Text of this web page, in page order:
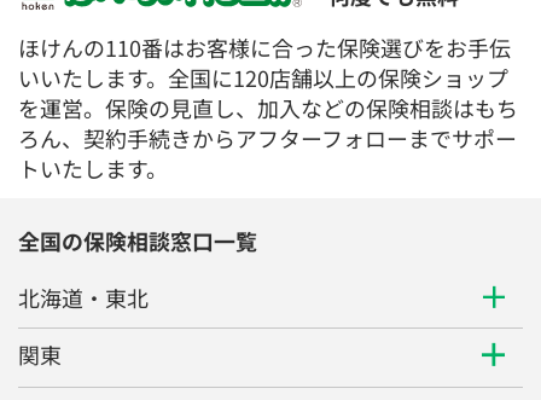
ほけんの110番はお客様に合った保険選びをお手伝
いいたします。全国に120店舗以上の保険ショップ
を運営。保険の見直し、加入などの保険相談はもち
ろん、契約手続きからアフターフォローまでサポー
トいたします。
全国の保険相談窓口一覧
北海道・東北
関東